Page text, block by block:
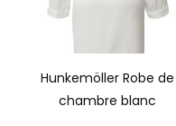
Hunkemöller Robe de
chambre blanc